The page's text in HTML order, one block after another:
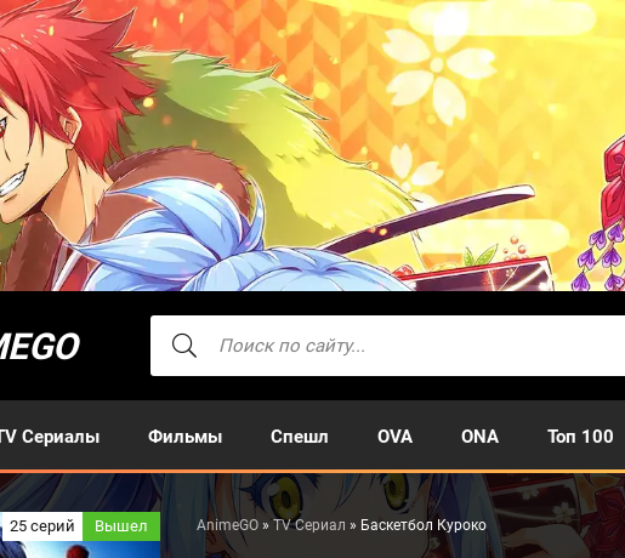
Сериалы Фильмы Спешл OVA ONA Топ 100
AnimeGO »TV Сериал » Баскетбол Куроко
25 серий Вышел